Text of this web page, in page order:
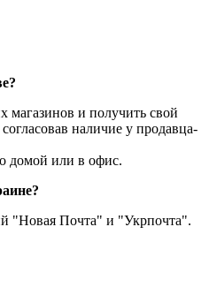
магазинов и получить свой
наличие у продавца-
домой или в офис.
"Новая Почта" и "Укрпочта".